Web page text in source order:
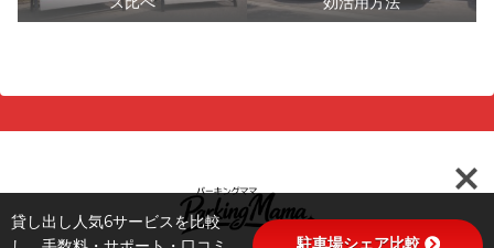
貸し出し人気6サービスを比較
駐車場シェア比較